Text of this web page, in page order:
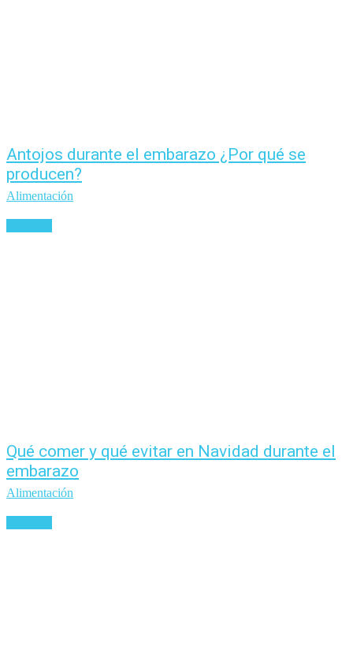
Antojos durante el embarazo ¿Por qué se
producen?
Alimentación
Qué comer y qué evitar en Navidad durante el
embarazo
Alimentación